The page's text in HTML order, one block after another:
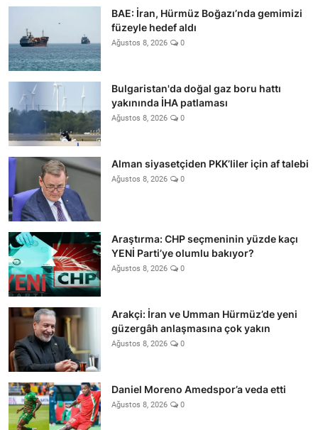
BAE: İran, Hürmüz Boğazı’nda gemimizi
füzeyle hedef aldı
Ağustos 8, 2026 0
Bulgaristan'da doğal gaz boru hattı
yakınında İHA patlaması
Ağustos 8, 2026 0
Alman siyasetçiden PKK’liler için af talebi
Ağustos 8, 2026 0
Araştırma: CHP seçmeninin yüzde kaçı
YENİ Parti’ye olumlu bakıyor?
Ağustos 8, 2026 0
Arakçi: İran ve Umman Hürmüz’de yeni
güzergâh anlaşmasına çok yakın
Ağustos 8, 2026 0
Daniel Moreno Amedspor’a veda etti
Ağustos 8, 2026 0